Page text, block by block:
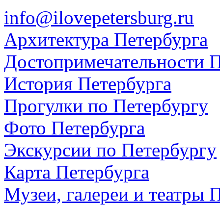
info@ilovepetersburg.ru
Архитектура Петербурга
Достопримечательности
История Петербурга
Прогулки по Петербургу
Фото Петербурга
Экскурсии по Петербургу
Карта Петербурга
Музеи, галереи и театры